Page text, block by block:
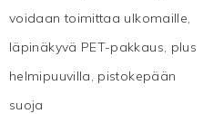
voidaan toimittaa ulkomaille,
läpinäkyvä PET-pakkaus, plus
helmipuuvilla, pistokepään
suoja